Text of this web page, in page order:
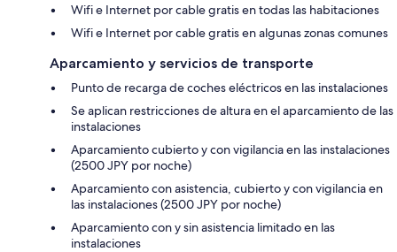
Wifi e Internet por cable gratis en todas las habitaciones
Wifi e Internet por cable gratis en algunas zonas comunes
Aparcamiento y servicios de transporte
Punto de recarga de coches eléctricos en las instalaciones
Se aplican restricciones de altura en el aparcamiento de las
instalaciones
Aparcamiento cubierto y con vigilancia en las instalaciones
(2500 JPY por noche)
Aparcamiento con asistencia, cubierto y con vigilancia en
las instalaciones (2500 JPY por noche)
Aparcamiento con y sin asistencia limitado en las
instalaciones